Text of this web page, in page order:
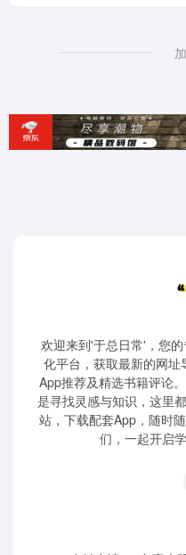
欢迎来到'于总日常'，您
化平台，获取最新的网
App推荐及精选书籍评论
是寻找灵感与知识，这里
站，下载配套App，随时
们，一起开启